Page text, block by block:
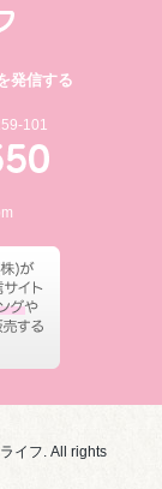
発信する
101
イフ. All rights